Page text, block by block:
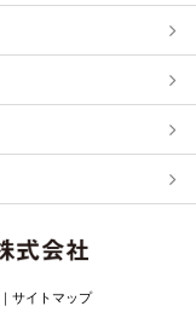
サイトマップ